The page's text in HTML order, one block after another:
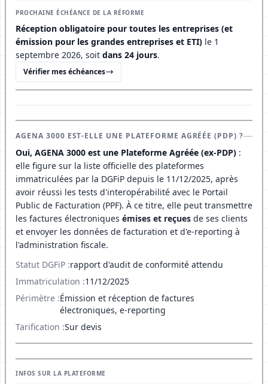
PROCHAINE ÉCHÉANCE DE LA RÉFORME
Réception obligatoire pour toutes les entreprises (et
émission pour les grandes entreprises et ETI) le 1
septembre 2026, soit dans 24 jours.
Vérifier mes échéances
AGENA 3000 EST-ELLE UNE PLATEFORME AGRÉÉE (PDP) ?
Oui, AGENA 3000 est une Plateforme Agréée (ex-PDP) :
elle figure sur la liste officielle des plateformes
immatriculées par la DGFiP depuis le 11/12/2025, après
avoir réussi les tests d'interopérabilité avec le Portail
Public de Facturation (PPF). À ce titre, elle peut transmettre
les factures électroniques émises et reçues de ses clients
et envoyer les données de facturation et d'e-reporting à
l'administration fiscale.
Statut DGFiP :rapport d'audit de conformité attendu
Immatriculation :11/12/2025
Périmètre :Émission et réception de factures
électroniques, e-reporting
Tarification :Sur devis
INFOS SUR LA PLATEFORME